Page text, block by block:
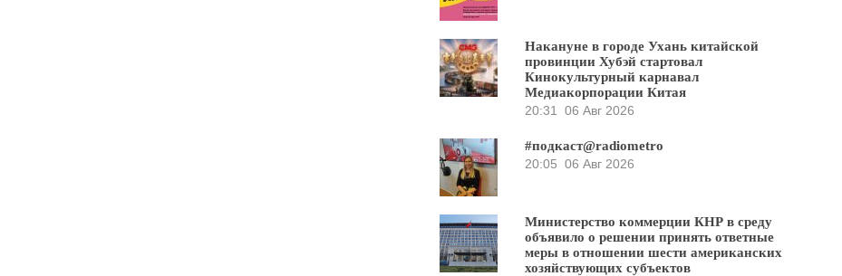
Накануне в городе Ухань китайской
провинции Хубэй стартовал
Кинокультурный карнавал
Медиакорпорации Китая
20:31
06 Авг 2026
#подкаст@radiometro
20:05 06 Авг 2026
Министерство коммерции КНР в среду
объявило о решении принять ответные
меры в отношении шести американских
хозяйствующих субъектов